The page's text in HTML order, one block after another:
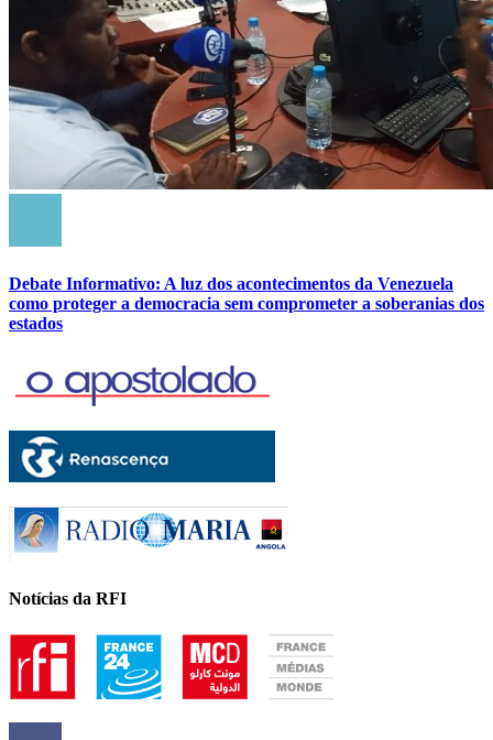
Debate Informativo: A luz dos acontecimentos da Venezuela
como proteger a democracia sem comprometer a soberanias dos
estados
Notícias da RFI